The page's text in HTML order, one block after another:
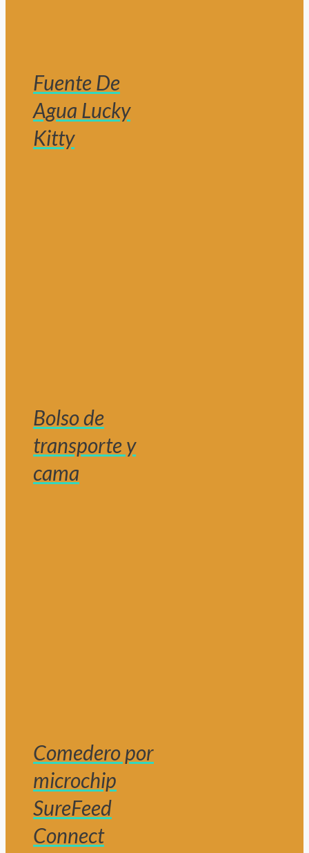
Fuente De
Agua Lucky
Kitty
Bolso de
transporte y
cama
Comedero por
microchip
SureFeed
Connect